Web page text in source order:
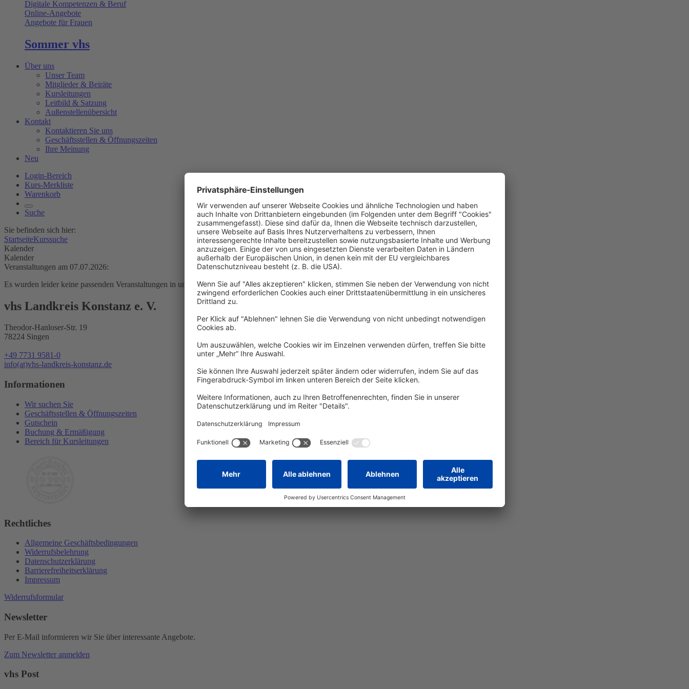
Digitale Kompetenzen & Beruf
Online-Angebote
Angebote für Frauen
Sommer vhs
Über uns
Unser Team
Mitglieder & Beiräte
Kursleitungen
Leitbild & Satzung
Außenstellenübersicht
Kontakt
Kontaktieren Sie uns
Geschäftsstellen & Öffnungszeiten
Ihre Meinung
Neu
Login-Bereich
Kurs-Merkliste
Warenkorb
Suche
Sie befinden sich hier:
StartseiteKurssuche
Kalender
Kalender
Veranstaltungen am 07.07.2026:
Es wurden leider keine passenden Veranstaltungen in unserem Angebot gefunden!
vhs Landkreis Konstanz e. V.
Theodor-Hanloser-Str. 19
78224 Singen
+49 7731 9581-0
info(at)vhs-landkreis-konstanz.de
Informationen
Wir suchen Sie
Geschäftsstellen & Öffnungszeiten
Gutschein
Buchung & Ermäßigung
Bereich für Kursleitungen
Rechtliches
Allgemeine Geschäftsbedingungen
Widerrufsbelehrung
Datenschutzerklärung
Barrierefreiheitserklärung
Impressum
Widerrufsformular
Newsletter
Per E-Mail informieren wir Sie über interessante Angebote.
Zum Newsletter anmelden
vhs Post